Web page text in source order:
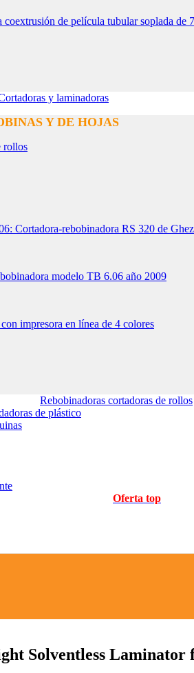
coextrusión de película tubular soplada de
y laminadoras
Y DE HOJAS
rollos
Cortadora-rebobinadora RS 320 de
modelo TB 6.06 año 2009
impresora en línea de 4 colores
Rebobinadoras cortadoras de rollos
de plástico
Oferta top
Solventless